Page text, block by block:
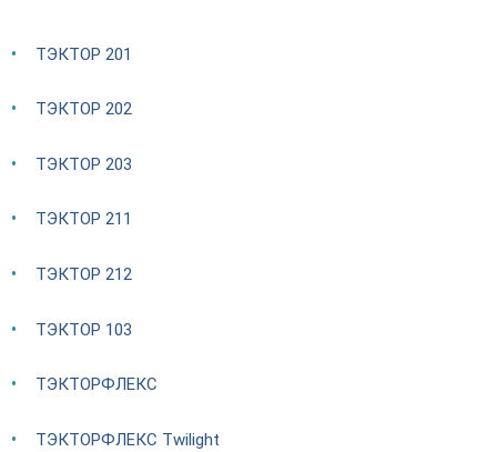
ТЭКТОР 201
ТЭКТОР 202
ТЭКТОР 203
ТЭКТОР 211
ТЭКТОР 212
ТЭКТОР 103
ТЭКТОРФЛЕКС
ТЭКТОРФЛЕКС Twilight